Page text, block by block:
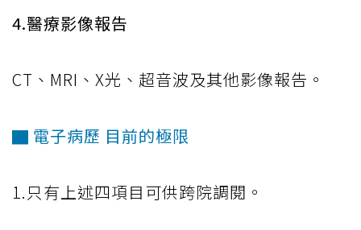
4.醫療影像報告
CT、MRI、X光、超音波及其他影像報告。
▇ 電子病歷 目前的極限
1.只有上述四項目可供跨院調閱。